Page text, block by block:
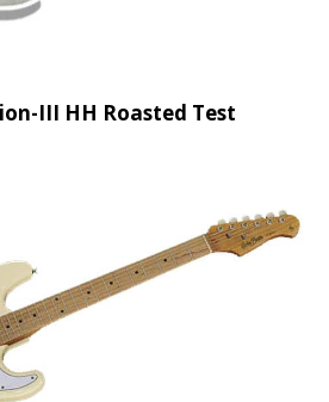
III HH Roasted Test